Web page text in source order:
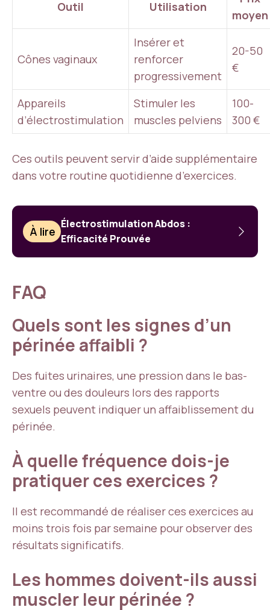
Outil Utilisation
moyen
Cônes vaginaux
Insérer et
renforcer
progressivement
20-50
€
Appareils
d’électrostimulation
Stimuler les
muscles pelviens
100-
300 €
Ces outils peuvent servir d’aide supplémentaire
dans votre routine quotidienne d’exercices.
À lire
Électrostimulation Abdos :
Efficacité Prouvée
FAQ
Quels sont les signes d’un
périnée affaibli ?
Des fuites urinaires, une pression dans le bas-
ventre ou des douleurs lors des rapports
sexuels peuvent indiquer un affaiblissement du
périnée.
À quelle fréquence dois-je
pratiquer ces exercices ?
Il est recommandé de réaliser ces exercices au
moins trois fois par semaine pour observer des
résultats significatifs.
Les hommes doivent-ils aussi
muscler leur périnée ?